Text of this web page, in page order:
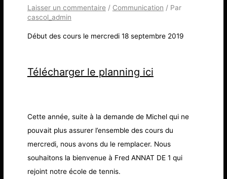
Laisser un commentaire / Communication / Par
cascol_admin
Début des cours le mercredi 18 septembre 2019
Télécharger le planning ici
Cette année, suite à la demande de Michel qui ne
pouvait plus assurer l’ensemble des cours du
mercredi, nous avons du le remplacer. Nous
souhaitons la bienvenue à Fred ANNAT DE 1 qui
rejoint notre école de tennis.